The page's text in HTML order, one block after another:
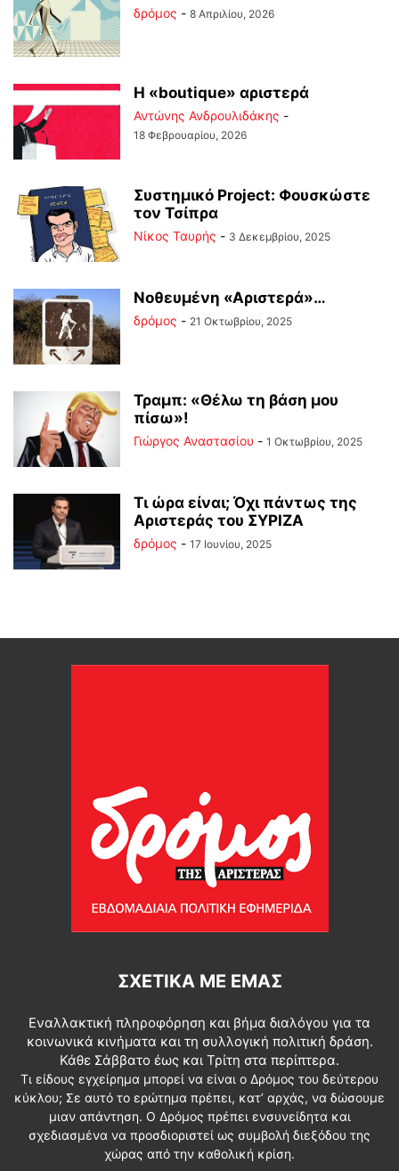
δρόμος - 8 Απριλίου, 2026
Η «boutique» αριστερά
Αντώνης Ανδρουλιδάκης -
18 Φεβρουαρίου, 2026
Συστημικό Project: Φουσκώστε
τον Τσίπρα
Νίκος Ταυρής - 3 Δεκεμβρίου, 2025
Νοθευμένη «Αριστερά»…
δρόμος - 21 Οκτωβρίου, 2025
Τραμπ: «Θέλω τη βάση μου
πίσω»!
Γιώργος Αναστασίου - 1 Οκτωβρίου, 2025
Τι ώρα είναι; Όχι πάντως της
Αριστεράς του ΣΥΡΙΖΑ
δρόμος - 17 Ιουνίου, 2025
ΣΧΕΤΙΚΆ ΜΕ ΕΜΆΣ
Εναλλακτική πληροφόρηση και βήμα διαλόγου για τα
κοινωνικά κινήματα και τη συλλογική πολιτική δράση.
Κάθε Σάββατο έως και Τρίτη στα περίπτερα.
Τι είδους εγχείρημα μπορεί να είναι ο Δρόμος του δεύτερου
κύκλου; Σε αυτό το ερώτημα πρέπει, κατ’ αρχάς, να δώσουμε
μιαν απάντηση. Ο Δρόμος πρέπει ενσυνείδητα και
σχεδιασμένα να προσδιοριστεί ως συμβολή διεξόδου της
χώρας από την καθολική κρίση.